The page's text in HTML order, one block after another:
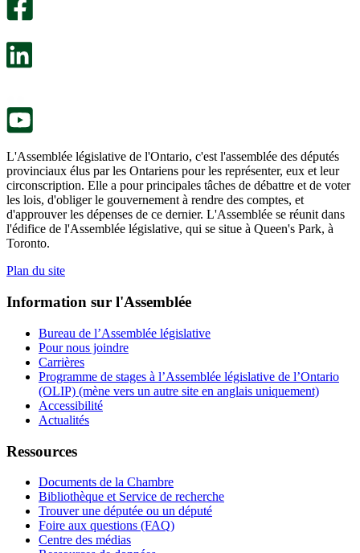
L'Assemblée législative de l'Ontario, c'est l'assemblée des députés
provinciaux élus par les Ontariens pour les représenter, eux et leur
circonscription. Elle a pour principales tâches de débattre et de voter
les lois, d'obliger le gouvernement à rendre des comptes, et
d'approuver les dépenses de ce dernier. L'Assemblée se réunit dans
l'édifice de l'Assemblée législative, qui se situe à Queen's Park, à
Toronto.
Plan du site
Information sur l'Assemblée
Bureau de l’Assemblée législative
Pour nous joindre
Carrières
Programme de stages à l’Assemblée législative de l’Ontario
(OLIP) (mène vers un autre site en anglais uniquement)
Accessibilité
Actualités
Ressources
Documents de la Chambre
Bibliothèque et Service de recherche
Trouver une députée ou un député
Foire aux questions (FAQ)
Centre des médias